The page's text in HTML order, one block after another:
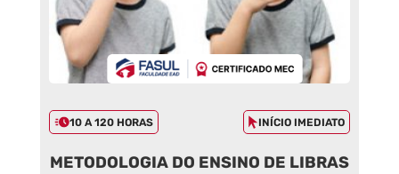
10 A 120 HORAS INÍCIO IMEDIATO
METODOLOGIA DO ENSINO DE LIBRAS